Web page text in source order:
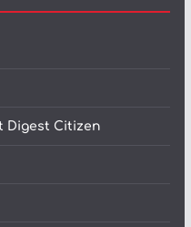
Digest Citizen